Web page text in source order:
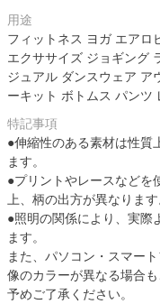
用途
フィットネス ヨガ エアロ
エクササイズ ジョギング
ジュアル ダンスウェア ア
ーキット ボトムス パンツ
特記事項
●伸縮性のある素材は性質
ます。
●プリントやレースなどを
上、柄の出方が異なります
●照明の関係により、実際
ます。
また、パソコン・スマー
像のカラーが異なる場合も
予めご了承ください。